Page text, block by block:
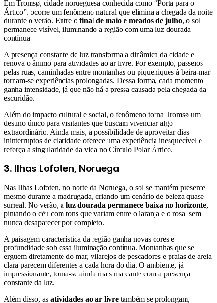
Em Tromsø, cidade norueguesa conhecida como “Porta para o
Ártico”, ocorre um fenômeno natural que elimina a chegada da noite
durante o verão. Entre o final de maio e meados de julho, o sol
permanece visível, iluminando a região com uma luz dourada
contínua.
A presença constante de luz transforma a dinâmica da cidade e
renova o ânimo para atividades ao ar livre. Por exemplo, passeios
pelas ruas, caminhadas entre montanhas ou piqueniques à beira-mar
tornam-se experiências prolongadas. Dessa forma, cada momento
ganha intensidade, já que não há a pressa causada pela chegada da
escuridão.
Além do impacto cultural e social, o fenômeno torna Tromsø um
destino único para visitantes que buscam vivenciar algo
extraordinário. Ainda mais, a possibilidade de aproveitar dias
ininterruptos de claridade oferece uma experiência inesquecível e
reforça a singularidade da vida no Círculo Polar Ártico.
3. Ilhas Lofoten, Noruega
Nas Ilhas Lofoten, no norte da Noruega, o sol se mantém presente
mesmo durante a madrugada, criando um cenário de beleza quase
surreal. No verão, a luz dourada permanece baixa no horizonte,
pintando o céu com tons que variam entre o laranja e o rosa, sem
nunca desaparecer por completo.
A paisagem característica da região ganha novas cores e
profundidade sob essa iluminação contínua. Montanhas que se
erguem diretamente do mar, vilarejos de pescadores e praias de areia
clara parecem diferentes a cada hora do dia. O ambiente, já
impressionante, torna-se ainda mais marcante com a presença
constante da luz.
Além disso, as atividades ao ar livre também se prolongam,